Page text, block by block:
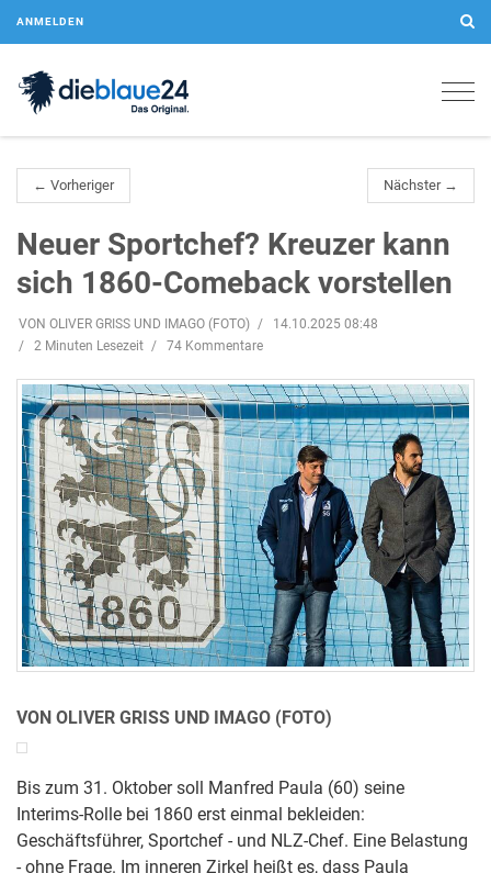
ANMELDEN
← Vorheriger Nächster →
Neuer Sportchef? Kreuzer kann
sich 1860-Comeback vorstellen
VON OLIVER GRISS UND IMAGO (FOTO)
14.10.2025 08:48
2 Minuten Lesezeit
74 Kommentare
VON OLIVER GRISS UND IMAGO (FOTO)
Bis zum 31. Oktober soll Manfred Paula (60) seine
Interims-Rolle bei 1860 erst einmal bekleiden:
Geschäftsführer, Sportchef - und NLZ-Chef. Eine Belastung
- ohne Frage. Im inneren Zirkel heißt es, dass Paula